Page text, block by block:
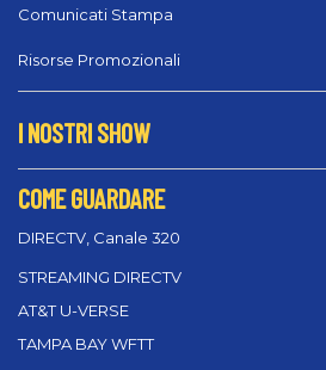
Comunicati Stampa
Risorse Promozionali
I NOSTRI SHOW
COME GUARDARE
DIRECTV, Canale 320
STREAMING DIRECTV
AT&T U-VERSE
TAMPA BAY WFTT